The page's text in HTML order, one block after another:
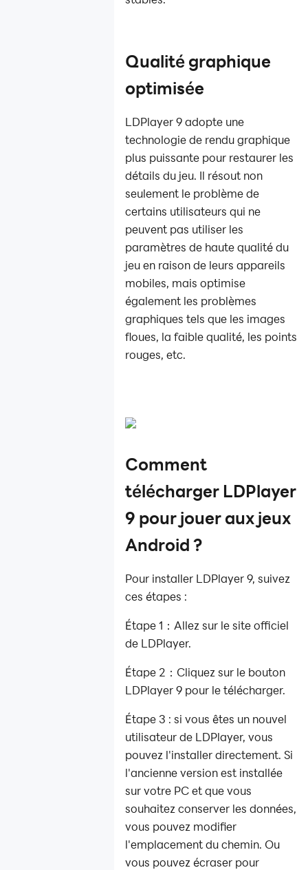
Qualité graphique
optimisée
LDPlayer 9 adopte une
technologie de rendu graphique
plus puissante pour restaurer les
détails du jeu. Il résout non
seulement le problème de
certains utilisateurs qui ne
peuvent pas utiliser les
paramètres de haute qualité du
jeu en raison de leurs appareils
mobiles, mais optimise
également les problèmes
graphiques tels que les images
floues, la faible qualité, les points
rouges, etc.
Comment
télécharger LDPlayer
9 pour jouer aux jeux
Android ?
Pour installer LDPlayer 9, suivez
ces étapes :
Étape 1：Allez sur le site officiel
de LDPlayer.
Étape 2：Cliquez sur le bouton
LDPlayer 9 pour le télécharger.
Étape 3 : si vous êtes un nouvel
utilisateur de LDPlayer, vous
pouvez l'installer directement. Si
l'ancienne version est installée
sur votre PC et que vous
souhaitez conserver les données,
vous pouvez modifier
l'emplacement du chemin. Ou
vous pouvez écraser pour